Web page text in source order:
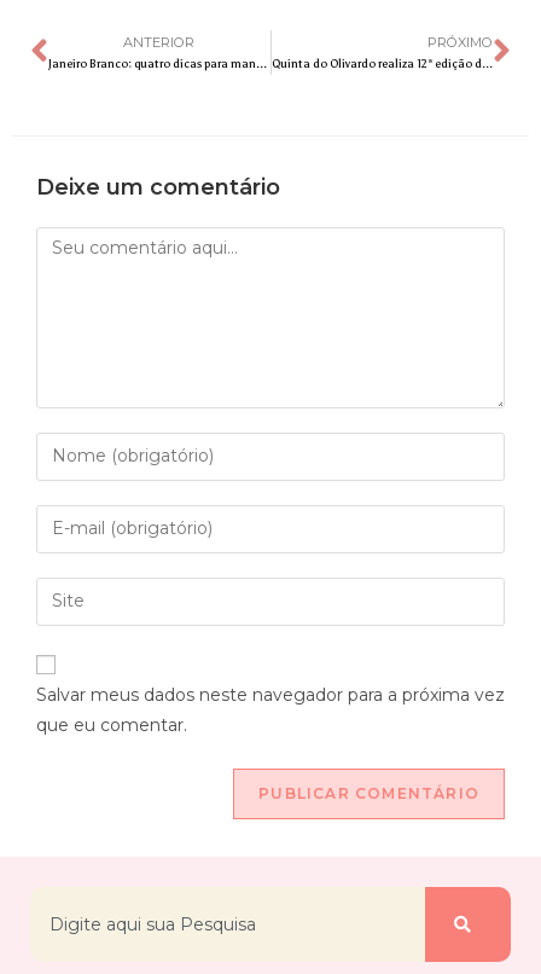
ANTERIOR
Janeiro Branco: quatro dicas para manter a saúde mental em dia
PRÓXIMO
Quinta do Olivardo realiza 12ª edição da tradicional Pisa da Uva
Deixe um comentário
Salvar meus dados neste navegador para a próxima vez
que eu comentar.